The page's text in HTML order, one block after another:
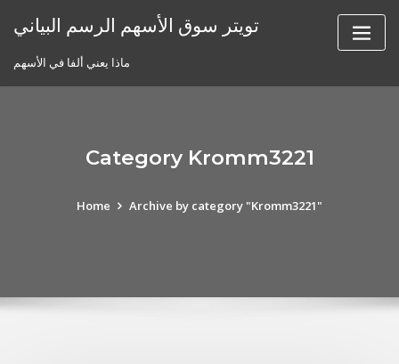
تويتر سوق الأسهم الرسم البياني
ماذا يعني ألفا في الأسهم
Category Kromm3221
Home Archive by category "Kromm3221"